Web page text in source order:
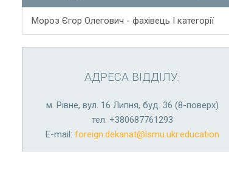
Мороз Єгор Олегович - фахівець І категорії
АДРЕСА ВІДДІЛУ:
м. Рівне, вул. 16 Липня, буд. 36 (8-поверх)
тел. +380687761293
E-mail: foreign.dekanat@lsmu.ukr.education